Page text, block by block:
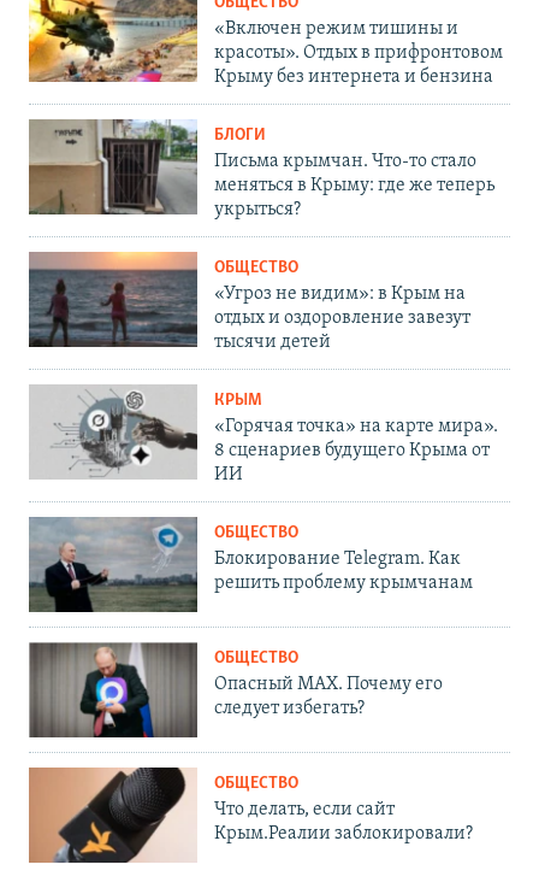
«Включен режим тишины и
красоты». Отдых в прифронтовом
Крыму без интернета и бензина
БЛОГИ
Письма крымчан. Что-то стало
меняться в Крыму: где же теперь
укрыться?
ОБЩЕСТВО
«Угроз не видим»: в Крым на
отдых и оздоровление завезут
тысячи детей
КРЫМ
«Горячая точка» на карте мира».
8 сценариев будущего Крыма от
ИИ
ОБЩЕСТВО
Блокирование Telegram. Как
решить проблему крымчанам
ОБЩЕСТВО
Опасный MAX. Почему его
следует избегать?
ОБЩЕСТВО
Что делать, если сайт
Крым.Реалии заблокировали?